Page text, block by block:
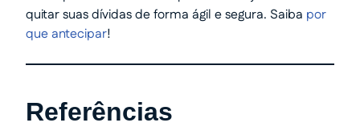
quitar suas dívidas de forma ágil e segura. Saiba por
que antecipar!
Referências